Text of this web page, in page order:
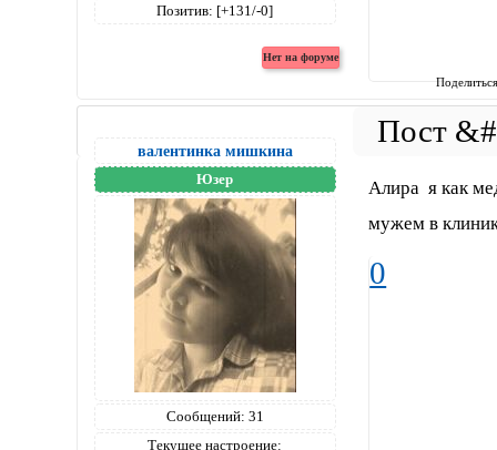
Позитив: [+131/-0]
валентинка мишкина
Юзер
Сообщений: 31
Текущее настроение:
Алира я как
мужем в
0